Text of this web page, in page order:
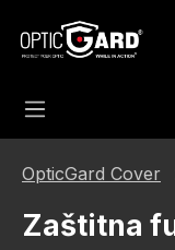
Preskoči na glavni
OpticGard Cover
Zaštitna